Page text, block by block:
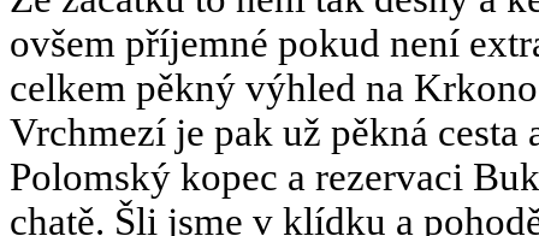
ovšem příjemné pokud není
celkem pěkný výhled na
Vrchmezí je pak už pěkná
Polomský kopec a rezervaci
chatě. Šli jsme v klídku a